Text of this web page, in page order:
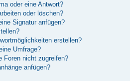
oder eine Antwort?
oder löschen?
Signatur anfügen?
erstellen?
Umfrage?
Foren nicht zugreifen?
anfügen?